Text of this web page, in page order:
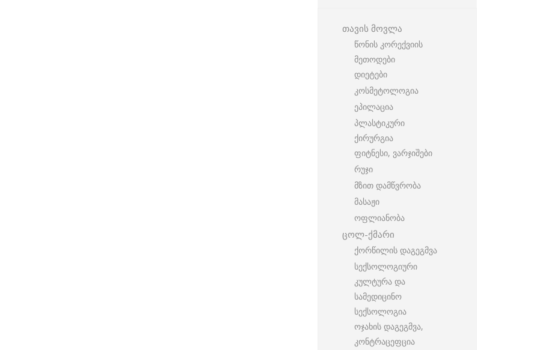
თავის მოვლა
წონის კორექვიის
მეთოდები
დიეტები
კოსმეტოლოგია
ეპილაცია
პლასტიკური
ქირურგია
ფიტნესი, ვარჯიშები
რუჯი
მზით დამწვრობა
მასაჟი
ოფლიანობა
ცოლ-ქმარი
ქორწილის დაგეგმვა
სექსოლოგიური
კულტურა და
სამედიცინო
სექსოლოგია
ოჯახის დაგეგმვა,
კონტრაცეფცია